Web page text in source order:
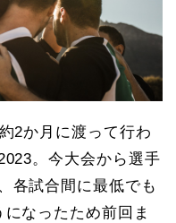
2か月に渡って行わ
。今大会から選手
各試合間に最低でも
なったため前回ま